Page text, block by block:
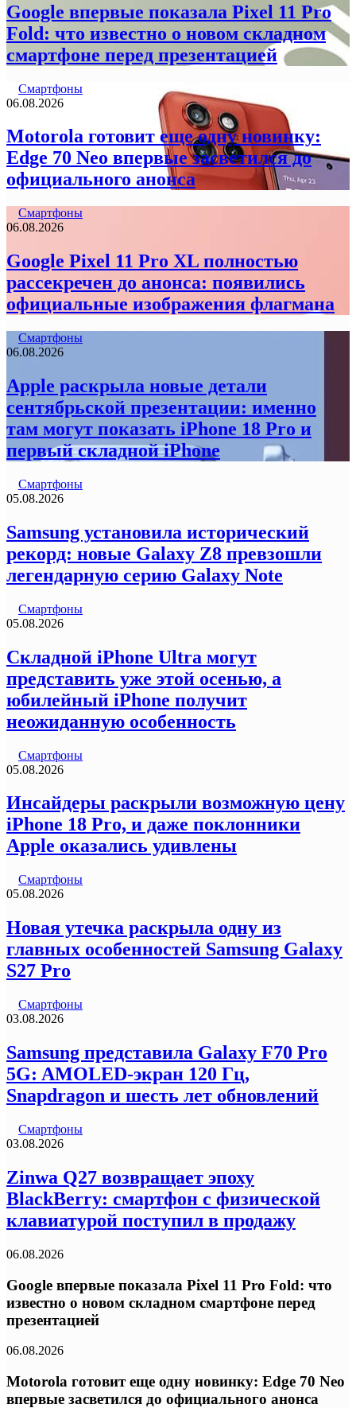
Google впервые показала Pixel 11 Pro
Fold: что известно о новом складном
смартфоне перед презентацией
Смартфоны
06.08.2026
Motorola готовит еще одну новинку:
Edge 70 Neo впервые засветился до
официального анонса
Смартфоны
06.08.2026
Google Pixel 11 Pro XL полностью
рассекречен до анонса: появились
официальные изображения флагмана
Смартфоны
06.08.2026
Apple раскрыла новые детали
сентябрьской презентации: именно
там могут показать iPhone 18 Pro и
первый складной iPhone
Смартфоны
05.08.2026
Samsung установила исторический
рекорд: новые Galaxy Z8 превзошли
легендарную серию Galaxy Note
Смартфоны
05.08.2026
Складной iPhone Ultra могут
представить уже этой осенью, а
юбилейный iPhone получит
неожиданную особенность
Смартфоны
05.08.2026
Инсайдеры раскрыли возможную цену
iPhone 18 Pro, и даже поклонники
Apple оказались удивлены
Смартфоны
05.08.2026
Новая утечка раскрыла одну из
главных особенностей Samsung Galaxy
S27 Pro
Смартфоны
03.08.2026
Samsung представила Galaxy F70 Pro
5G: AMOLED-экран 120 Гц,
Snapdragon и шесть лет обновлений
Смартфоны
03.08.2026
Zinwa Q27 возвращает эпоху
BlackBerry: смартфон с физической
клавиатурой поступил в продажу
06.08.2026
Google впервые показала Pixel 11 Pro Fold: что
известно о новом складном смартфоне перед
презентацией
06.08.2026
Motorola готовит еще одну новинку: Edge 70 Neo
впервые засветился до официального анонса